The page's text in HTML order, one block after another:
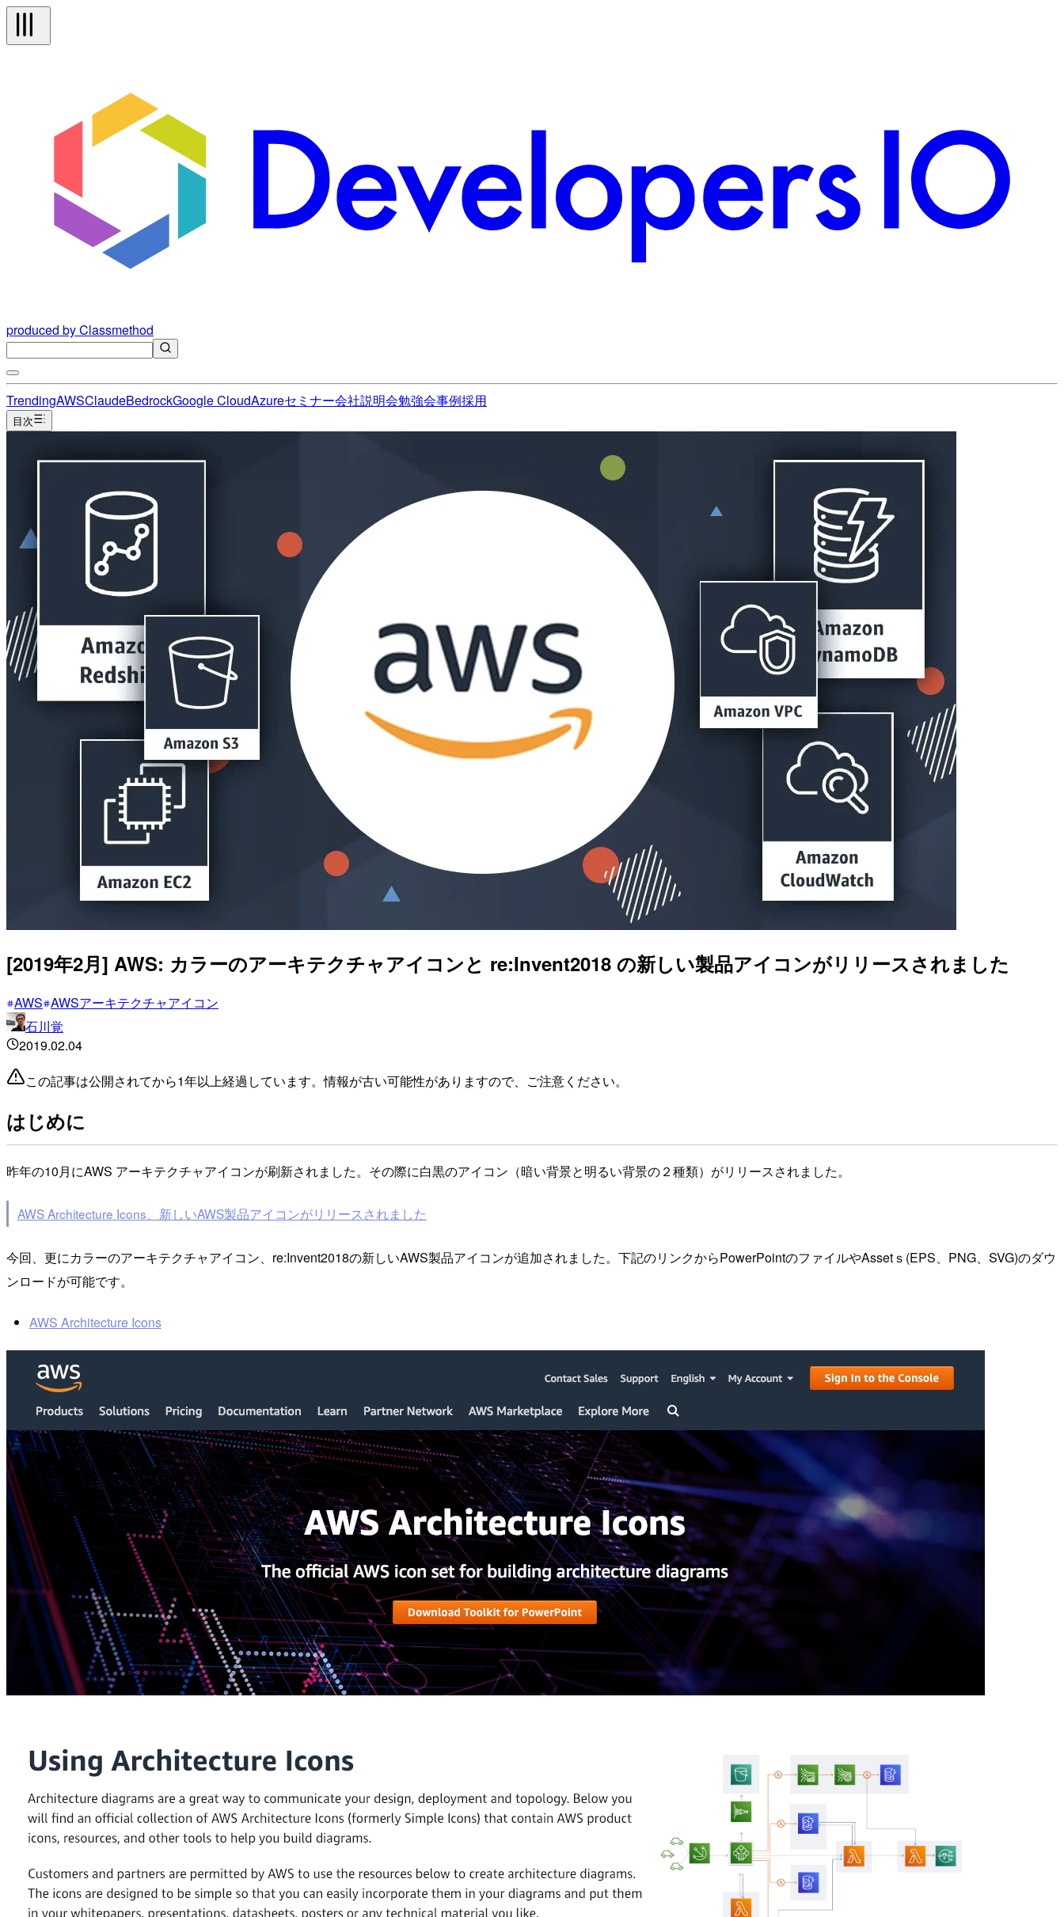
produced by Classmethod
TrendingAWSClaudeBedrockGoogle CloudAzureセミナー会社説明会勉強会事例採用
目次
[2019年2月] AWS: カラーのアーキテクチャアイコンと re:Invent2018 の新しい製品アイコンがリリースされました
AWS AWSアーキテクチャアイコン
石川覚
2019.02.04
この記事は公開されてから1年以上経過しています。情報が古い可能性がありますので、ご注意ください。
はじめに
昨年の10月にAWS アーキテクチャアイコンが刷新されました。その際に白黒のアイコン（暗い背景と明るい背景の２種類）がリリースされました。
AWS Architecture Icons、新しいAWS製品アイコンがリリースされました
今回、更にカラーのアーキテクチャアイコン、re:Invent2018の新しいAWS製品アイコンが追加されました。下記のリンクからPowerPointのファイルやAssetｓ(EPS、PNG、SVG)のダウ
ンロードが可能です。
AWS Architecture Icons